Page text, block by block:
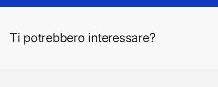
Ti potrebbero interessare?